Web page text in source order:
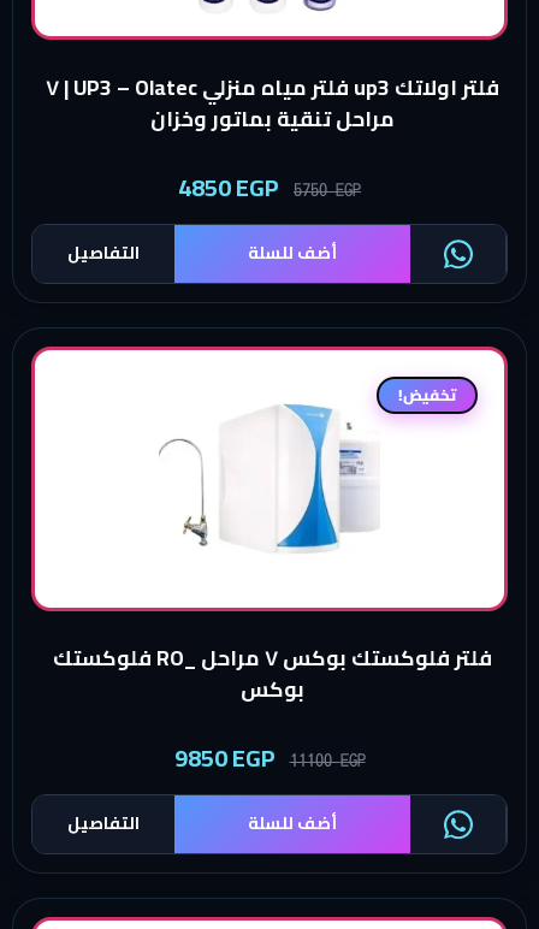
فلتر اولاتك up3 فلتر مياه منزلي UP3 – Olatec | ٧
مراحل تنقية بماتور وخزان
5750EGP
4850EGP
التفاصيل أضف للسلة
تخفيض!
فلتر فلوكستك بوكس ٧ مراحل _RO فلوكستك
بوكس
11100EGP
9850EGP
التفاصيل أضف للسلة